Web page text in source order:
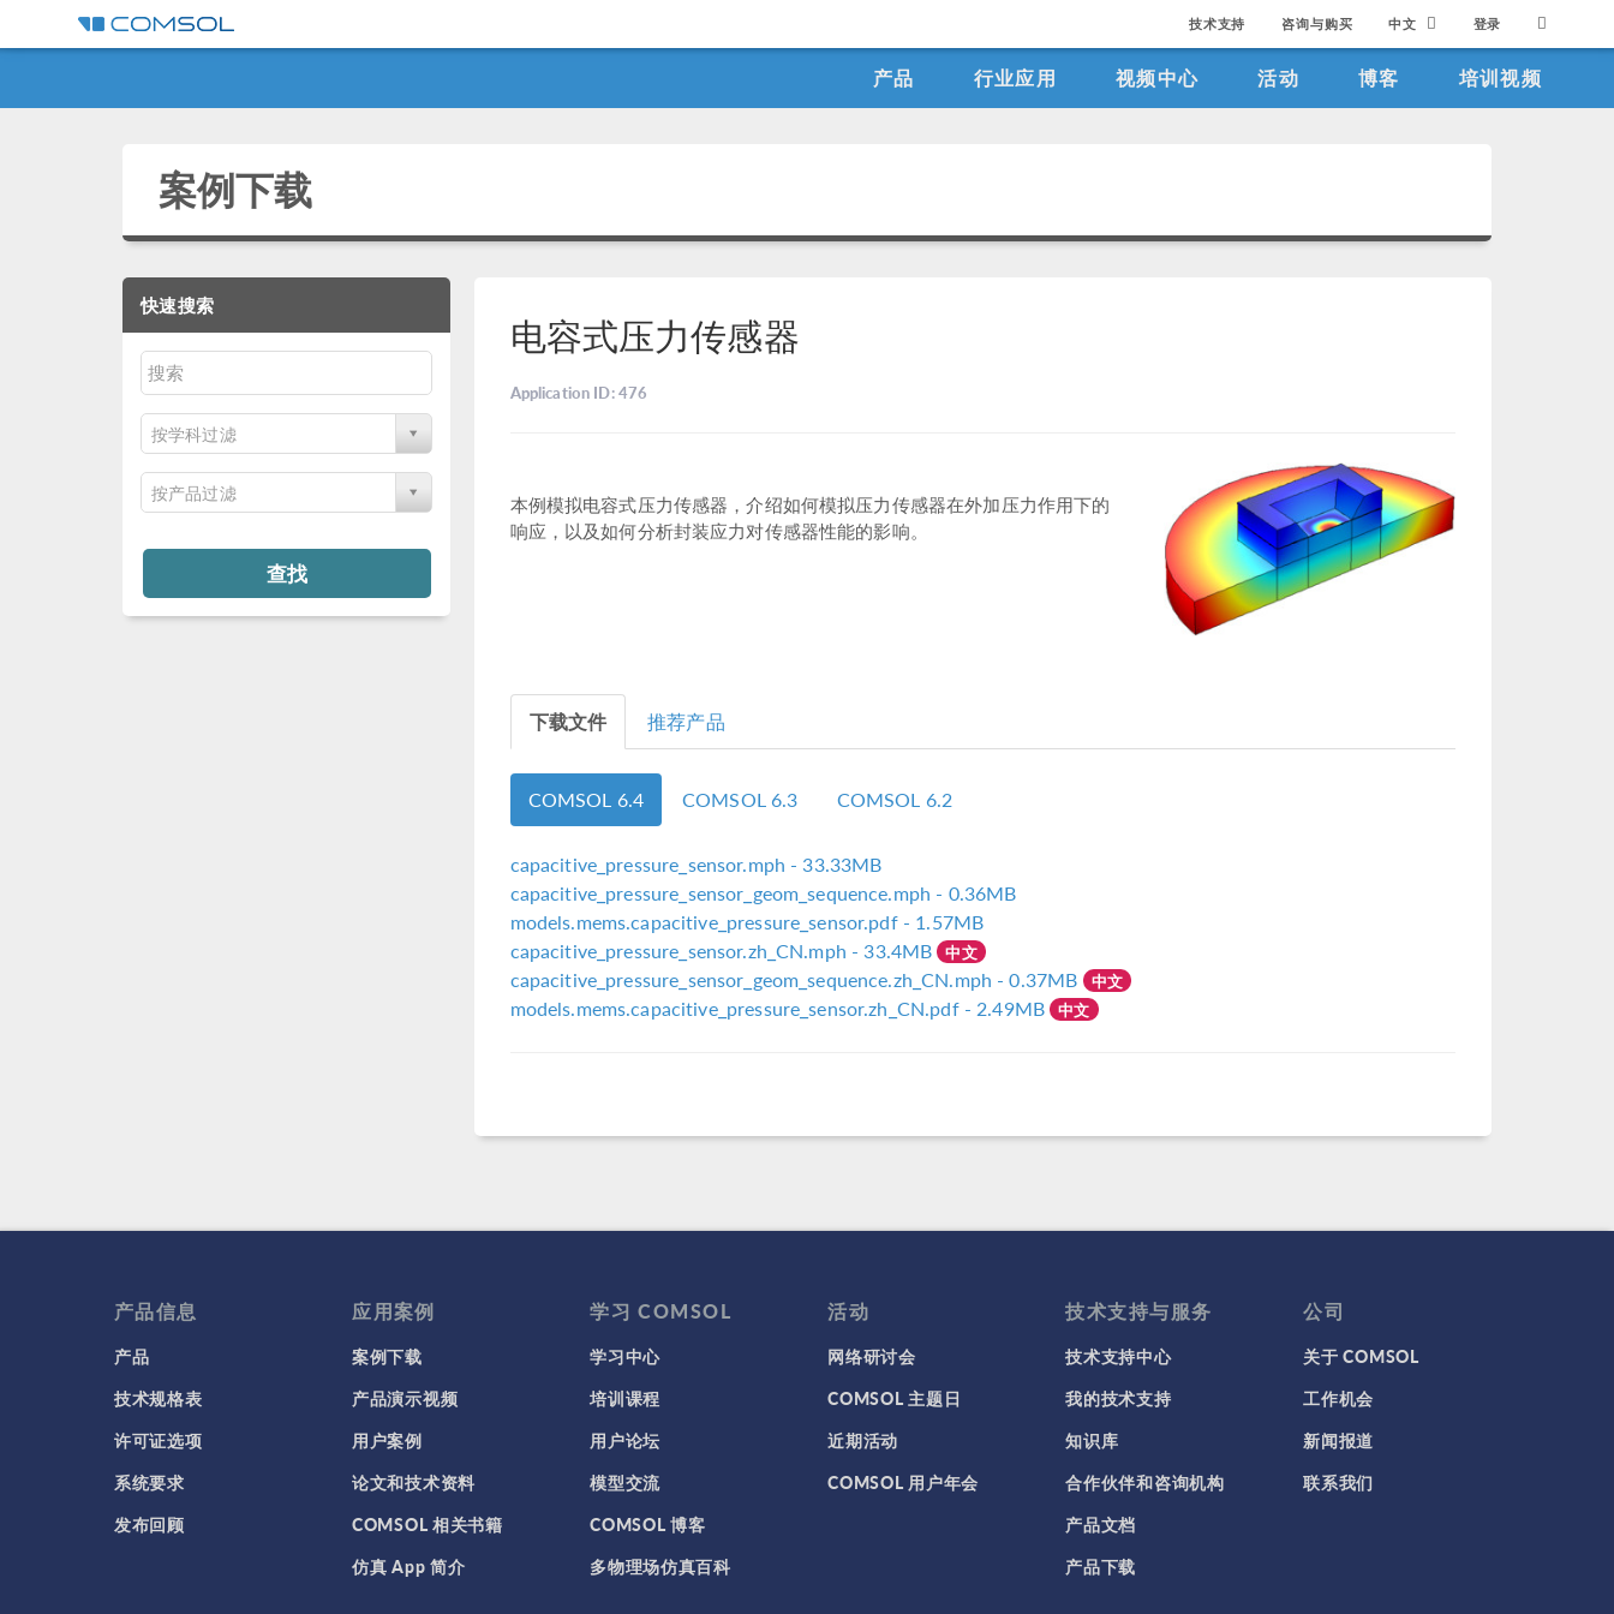
技术支持 咨询与购买 中文 登录
产品 行业应用 视频中心 活动 博客 培训视频
案例下载
快速搜索
按学科过滤
按产品过滤
查找
电容式压力传感器
Application ID: 476
本例模拟电容式压力传感器，介绍如何模拟压力传感器在外加压力作用下的
响应，以及如何分析封装应力对传感器性能的影响。
下载文件 推荐产品
COMSOL 6.4 COMSOL 6.3 COMSOL 6.2
capacitive_pressure_sensor.mph - 33.33MB
capacitive_pressure_sensor_geom_sequence.mph - 0.36MB
models.mems.capacitive_pressure_sensor.pdf- 1.57MB
capacitive_pressure_sensor.zh_CN.mph - 33.4MB 中文
capacitive_pressure_sensor_geom_sequence.zh_CN.mph - 0.37MB 中文
models.mems.capacitive_pressure_sensor.zh_CN.pdf- 2.49MB 中文
产品信息
产品
技术规格表
许可证选项
系统要求
发布回顾
应用案例
案例下载
产品演示视频
用户案例
论文和技术资料
COMSOL 相关书籍
仿真 App 简介
学习 COMSOL
学习中心
培训课程
用户论坛
模型交流
COMSOL 博客
多物理场仿真百科
活动
网络研讨会
COMSOL 主题日
近期活动
COMSOL 用户年会
技术支持与服务
技术支持中心
我的技术支持
知识库
合作伙伴和咨询机构
产品文档
产品下载
公司
关于 COMSOL
工作机会
新闻报道
联系我们